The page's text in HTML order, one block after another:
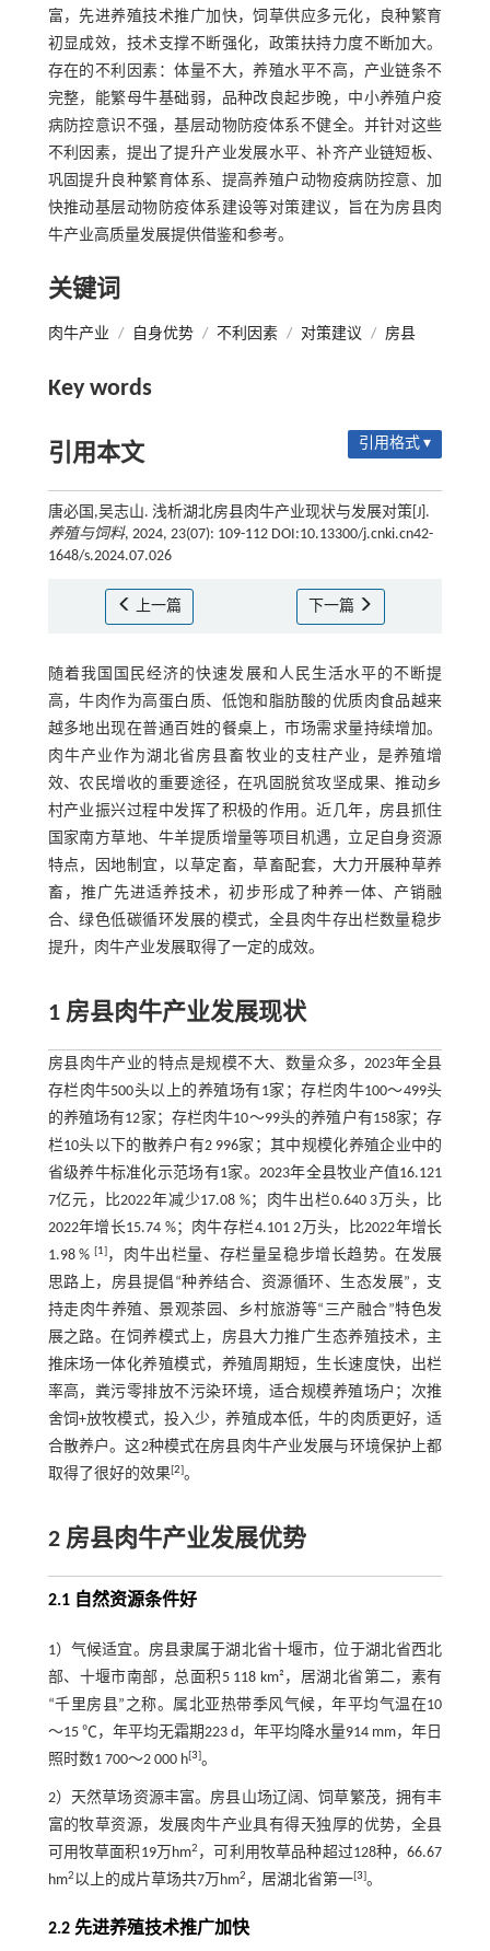
富，先进养殖技术推广加快，饲草供应多元化，良种繁育
初显成效，技术支撑不断强化，政策扶持力度不断加大。
存在的不利因素：体量不大，养殖水平不高，产业链条不
完整，能繁母牛基础弱，品种改良起步晚，中小养殖户疫
病防控意识不强，基层动物防疫体系不健全。并针对这些
不利因素，提出了提升产业发展水平、补齐产业链短板、
巩固提升良种繁育体系、提高养殖户动物疫病防控意、加
快推动基层动物防疫体系建设等对策建议，旨在为房县肉
牛产业高质量发展提供借鉴和参考。
关键词
肉牛产业 / 自身优势 / 不利因素 / 对策建议 / 房县
Key words
引用本文 引用格式 ▾
唐必国,吴志山. 浅析湖北房县肉牛产业现状与发展对策[J].
养殖与饲料, 2024, 23(07): 109-112 DOI:10.13300/j.cnki.cn42-
1648/s.2024.07.026
上一篇 下一篇
随着我国国民经济的快速发展和人民生活水平的不断提
高，牛肉作为高蛋白质、低饱和脂肪酸的优质肉食品越来
越多地出现在普通百姓的餐桌上，市场需求量持续增加。
肉牛产业作为湖北省房县畜牧业的支柱产业，是养殖增
效、农民增收的重要途径，在巩固脱贫攻坚成果、推动乡
村产业振兴过程中发挥了积极的作用。近几年，房县抓住
国家南方草地、牛羊提质增量等项目机遇，立足自身资源
特点，因地制宜，以草定畜，草畜配套，大力开展种草养
畜，推广先进适养技术，初步形成了种养一体、产销融
合、绿色低碳循环发展的模式，全县肉牛存出栏数量稳步
提升，肉牛产业发展取得了一定的成效。
1 房县肉牛产业发展现状
房县肉牛产业的特点是规模不大、数量众多，2023年全县
存栏肉牛500头以上的养殖场有1家；存栏肉牛100～499头
的养殖场有12家；存栏肉牛10～99头的养殖户有158家；存
栏10头以下的散养户有2 996家；其中规模化养殖企业中的
省级养牛标准化示范场有1家。2023年全县牧业产值16.121
7亿元，比2022年减少17.08 %；肉牛出栏0.640 3万头，比
2022年增长15.74 %；肉牛存栏4.101 2万头，比2022年增长
1.98 % [1]，肉牛出栏量、存栏量呈稳步增长趋势。在发展
思路上，房县提倡“种养结合、资源循环、生态发展”，支
持走肉牛养殖、景观茶园、乡村旅游等“三产融合”特色发
展之路。在饲养模式上，房县大力推广生态养殖技术，主
推床场一体化养殖模式，养殖周期短，生长速度快，出栏
率高，粪污零排放不污染环境，适合规模养殖场户；次推
舍饲+放牧模式，投入少，养殖成本低，牛的肉质更好，适
合散养户。这2种模式在房县肉牛产业发展与环境保护上都
取得了很好的效果[2]。
2 房县肉牛产业发展优势
2.1 自然资源条件好
1）气候适宜。房县隶属于湖北省十堰市，位于湖北省西北
部、十堰市南部，总面积5 118 km²，居湖北省第二，素有
“千里房县”之称。属北亚热带季风气候，年平均气温在10
～15 ℃，年平均无霜期223 d，年平均降水量914 mm，年日
照时数1 700～2 000 h[3]。
2）天然草场资源丰富。房县山场辽阔、饲草繁茂，拥有丰
富的牧草资源，发展肉牛产业具有得天独厚的优势，全县
可用牧草面积19万hm2 ，可利用牧草品种超过128种，66.67
hm2以上的成片草场共7万hm2 ，居湖北省第一[3]。
2.2 先进养殖技术推广加快